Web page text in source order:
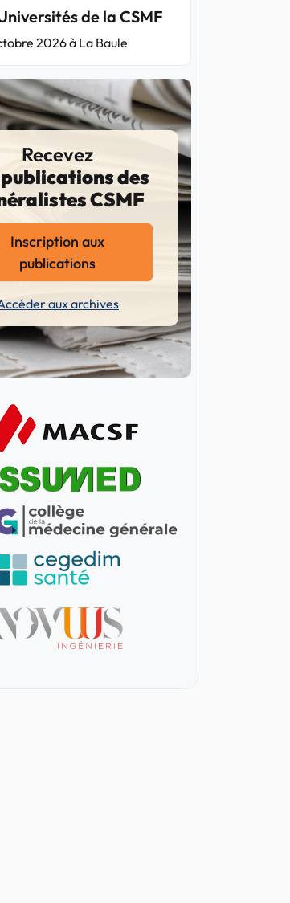
de la CSMF
2026 à La Baule
Recevez
publications des
CSMF
Inscription aux
publications
aux archives